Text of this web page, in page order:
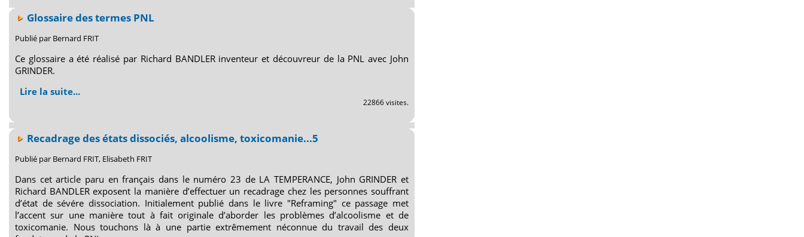
Glossaire des termes PNL
Publié par Bernard FRIT
Ce glossaire a été réalisé par Richard BANDLER inventeur et découvreur de la PNL avec John
GRINDER.
Lire la suite...
22866 visites.
Recadrage des états dissociés, alcoolisme, toxicomanie...5
Publié par Bernard FRIT, Elisabeth FRIT
Dans cet article paru en français dans le numéro 23 de LA TEMPERANCE, John GRINDER et
Richard BANDLER exposent la manière d’effectuer un recadrage chez les personnes souffrant
d’état de sévére dissociation. Initialement publié dans le livre "Reframing" ce passage met
l’accent sur une manière tout à fait originale d’aborder les problèmes d’alcoolisme et de
toxicomanie. Nous touchons là à une partie extrêmement néconnue du travail des deux